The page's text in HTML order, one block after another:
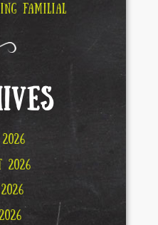
FAMILIAL
2026